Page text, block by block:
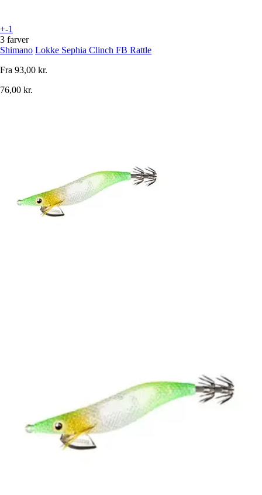
+-1
3 farver
Shimano Lokke Sephia Clinch FB Rattle
Fra 93,00 kr.
76,00 kr.